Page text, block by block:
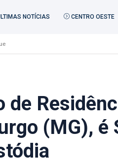
NOTÍCIAS CENTRO OESTE
de
(MG), é